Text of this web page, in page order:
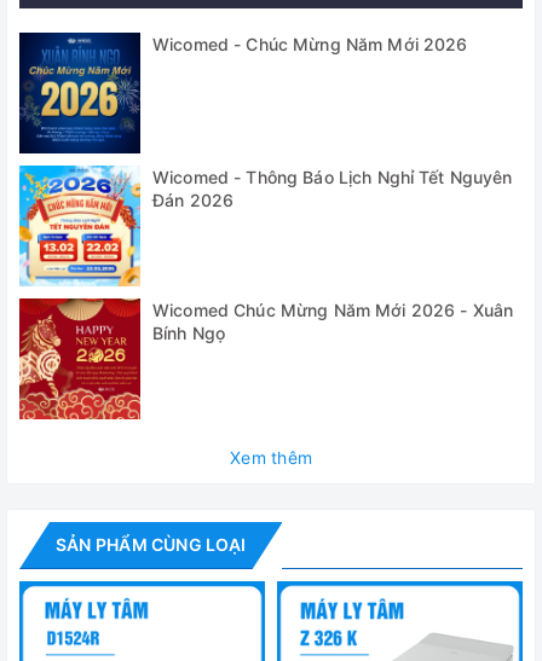
- Hệ thống làm lạnh không sử dụng khí CFC
- Một lượng lớn các loại rotor và phụ kiện
- Báo bằng âm thanh khi kết thúc quá trình ly tâm
- Độ ồn: < 65 dBA (tùy thuộc vào rotor)
- Sản xuất theo quy định an toàn quốc tế ICE 61010
- Buồng bằng thép không gỉ
- Bàn phím màng
- Chỉ thị giá trị cài đặt và giá trị thực
- Chọn lựa tốc độ theo vòng/phút hoặc theo lực g-force,
bước cài đặt 10
- 10 cấp độ tăng tốc và giảm tốc, có thể không phanh
- Khoảng nhiệt độ từ -20 đến 40 độ C với bước tăng 10C
- Chương trình làm lạnh trước
- Cài đặt thời gian từ 10 giây đến 99 giớ 59 phút hoặc
liên tục
Wicomed - Chúc Mừng Năm Mới 2026
Wicomed - Thông Báo Lịch Nghỉ Tết Nguyên
Đán 2026
Wicomed Chúc Mừng Năm Mới 2026 - Xuân
Bính Ngọ
Xem thêm
SẢN PHẨM CÙNG LOẠI